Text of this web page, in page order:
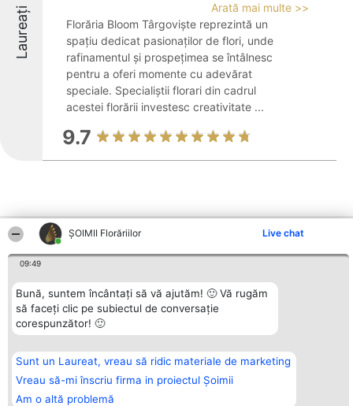
ȘOIMII Florăriilor Live chat
09:49
Bună, suntem încântați să vă ajutăm! 🙂 Vă rugăm
să faceți clic pe subiectul de conversație
corespunzător! 🙂
Sunt un Laureat, vreau să ridic materiale de marketing
Vreau să-mi înscriu firma in proiectul Șoimii
Am o altă problemă
Laureați
Arată mai multe >>
Florăria Bloom Târgoviște reprezintă un
spațiu dedicat pasionaților de flori, unde
rafinamentul și prospețimea se întâlnesc
pentru a oferi momente cu adevărat
speciale. Specialiștii florari din cadrul
acestei florării investesc creativitate ...
9.7
Alte firme din zonă
Organizator Ranking
BRIGHT SOLUTIONS BR SRL
Aleea Timisul De Sus 2 Bl. A30
Sc. A Et. 4 Ap. 13 Cod 061952
CUI 36737675
tel: +40 770 990 492
Plebiscyt
Câștigătorii
Statut
Politica de
confidențialitate
Contact